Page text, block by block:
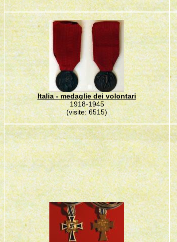
Italia - medaglie dei volontari
1918-1945
(visite: 6515)